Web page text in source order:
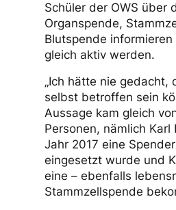
Schüler der OWS über
Organspende,
Blutspende informieren
gleich aktiv werden.
„Ich hätte nie gedacht,
selbst betroffen sein
Aussage kam gleich
Personen, nämlich Karl
Jahr 2017 eine
eingesetzt wurde und
eine – ebenfalls
Stammzellspende